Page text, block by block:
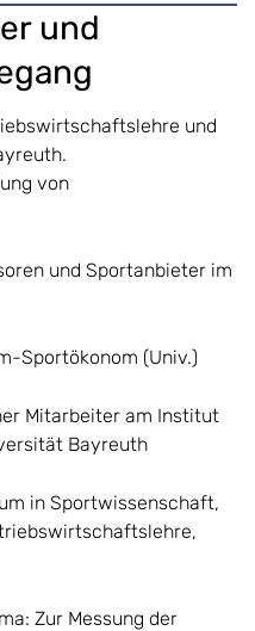
und
und
von
Sportanbieter im
Sportökonom (Univ.)
Mitarbeiter am Institut
Bayreuth
in Sportwissenschaft,
Messung der